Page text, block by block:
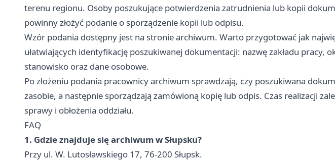
terenu regionu. Osoby poszukujące potwierdzenia zatrudnienia lub kopii
powinny złożyć podanie o sporządzenie kopii lub odpisu.
Wzór podania dostępny jest na stronie archiwum. Warto przygotować jak
ułatwiających identyfikację poszukiwanej dokumentacji: nazwę zakładu pracy,
stanowisko oraz dane osobowe.
Po złożeniu podania pracownicy archiwum sprawdzają, czy poszukiwana
zasobie, a następnie sporządzają zamówioną kopię lub odpis. Czas realizacji
sprawy i obłożenia oddziału.
FAQ
1. Gdzie znajduje się archiwum w Słupsku?
Przy ul. W. Lutosławskiego 17, 76-200 Słupsk.